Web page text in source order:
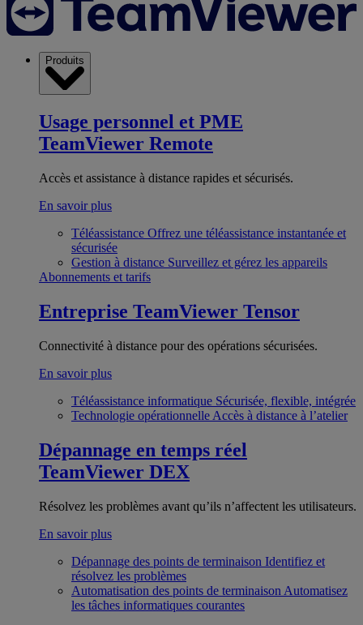
Produits
Usage personnel et PME
TeamViewer Remote
Accès et assistance à distance rapides et sécurisés.
En savoir plus
Téléassistance Offrez une téléassistance instantanée et
sécurisée
Gestion à distance Surveillez et gérez les appareils
Abonnements et tarifs
Entreprise TeamViewer Tensor
Connectivité à distance pour des opérations sécurisées.
En savoir plus
Téléassistance informatique Sécurisée, flexible, intégrée
Technologie opérationnelle Accès à distance à l’atelier
Dépannage en temps réel
TeamViewer DEX
Résolvez les problèmes avant qu’ils n’affectent les utilisateurs.
En savoir plus
Dépannage des points de terminaison Identifiez et
résolvez les problèmes
Automatisation des points de terminaison Automatisez
les tâches informatiques courantes